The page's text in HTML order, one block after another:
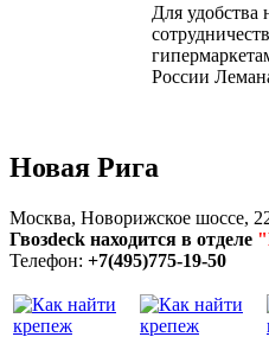
Для
России
Новая Рига
Москва, Новорижское шоссе,
Гвозdeck находится в отделе
Телефон: +7(495)775-19-50